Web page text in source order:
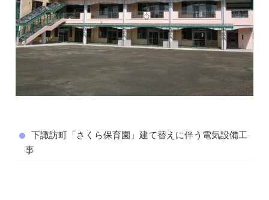
下諏訪町「さくら保育園」建て替えに伴う電気設備工
事